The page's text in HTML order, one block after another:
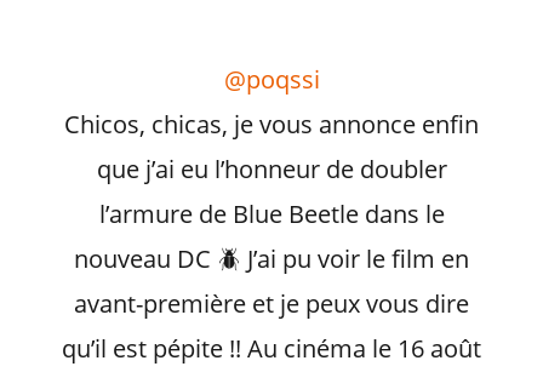
@poqssi
Chicos, chicas, je vous annonce enfin
que j’ai eu l’honneur de doubler
l’armure de Blue Beetle dans le
nouveau DC 🪲 J’ai pu voir le film en
avant-première et je peux vous dire
qu’il est pépite !! Au cinéma le 16 août